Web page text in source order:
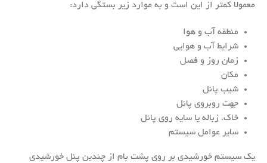
معمولا کمتر از این است و به موارد زیر بستگی دارد:
منطقه آب و هوا
شرایط آب و هوایی
زمان روز و فصل
مکان
شیب پانل
جهت روبروی پانل
خاک، زباله یا سایه روی پانل
سایر عوامل سیستم
یک سیستم خورشیدی بر روی پشت بام از چندین پنل خورشیدی